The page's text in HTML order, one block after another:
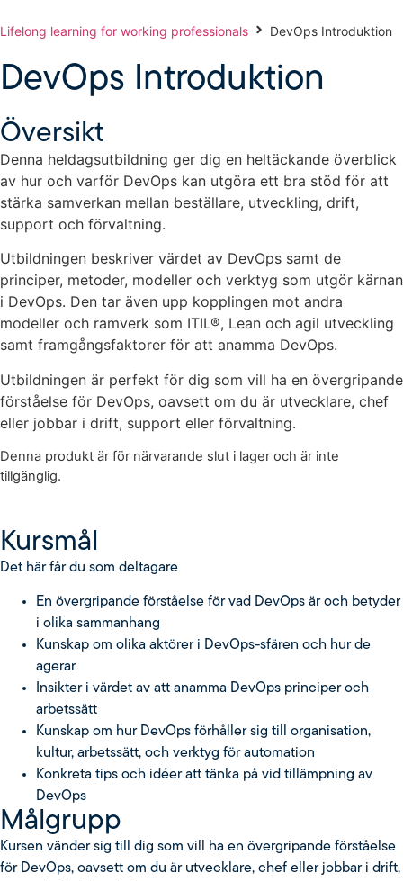
Lifelong learning for working professionals DevOps Introduktion
DevOps Introduktion
Översikt
Denna heldagsutbildning ger dig en heltäckande överblick
av hur och varför DevOps kan utgöra ett bra stöd för att
stärka samverkan mellan beställare, utveckling, drift,
support och förvaltning.
Utbildningen beskriver värdet av DevOps samt de
principer, metoder, modeller och verktyg som utgör kärnan
i DevOps. Den tar även upp kopplingen mot andra
modeller och ramverk som ITIL®, Lean och agil utveckling
samt framgångsfaktorer för att anamma DevOps.
Utbildningen är perfekt för dig som vill ha en övergripande
förståelse för DevOps, oavsett om du är utvecklare, chef
eller jobbar i drift, support eller förvaltning.
Denna produkt är för närvarande slut i lager och är inte
tillgänglig.
Kursmål
Det här får du som deltagare
En övergripande förståelse för vad DevOps är och betyder
i olika sammanhang
Kunskap om olika aktörer i DevOps-sfären och hur de
agerar
Insikter i värdet av att anamma DevOps principer och
arbetssätt
Kunskap om hur DevOps förhåller sig till organisation,
kultur, arbetssätt, och verktyg för automation
Konkreta tips och idéer att tänka på vid tillämpning av
DevOps
Målgrupp
Kursen vänder sig till dig som vill ha en övergripande förståelse
för DevOps, oavsett om du är utvecklare, chef eller jobbar i drift,